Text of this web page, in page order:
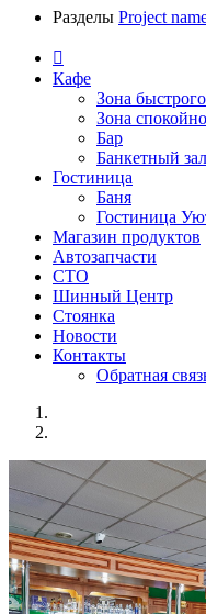
Разделы Project

Кафе
Зона
Зона
Бар
Банкетный зал
Гостиница
Баня
Гостиница
Магазин продуктов
Автозапчасти
СТО
Шинный Центр
Стоянка
Новости
Контакты
Обратная